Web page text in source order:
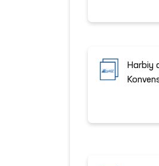
Harbiy